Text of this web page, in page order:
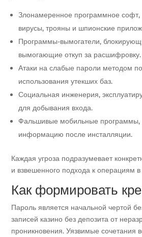
Злонамеренное программное
вирусы, трояны и шпионские
Программы-вымогатели,
вымогающие откуп за расшифровку.
Атаки на слабые пароли методом
использования утекших баз.
Социальная инженерия,
для добывания входа.
Фальшивые мобильные
информацию после инсталляции.
Каждая угроза подразумевает
и взвешенного подхода к операциям в
Как формировать
Пароль является начальной чертой
записей казино без депозита от
проникновения. Уязвимые сочетания